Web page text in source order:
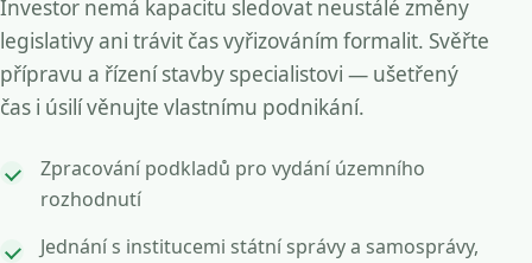
Investor nemá kapacitu sledovat neustálé změny
legislativy ani trávit čas vyřizováním formalit. Svěřte
přípravu a řízení stavby specialistovi — ušetřený
čas i úsilí věnujte vlastnímu podnikání.
Zpracování podkladů pro vydání územního
rozhodnutí
Jednání s institucemi státní správy a samosprávy,